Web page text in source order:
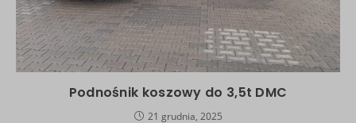
Podnośnik koszowy do 3,5t DMC
21 grudnia, 2025